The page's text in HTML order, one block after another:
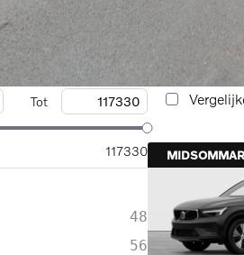
Tot
117330
48
56
29-07-2026
MIDSOMMAR